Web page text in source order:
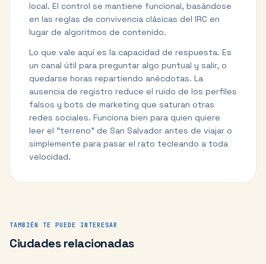
local. El control se mantiene funcional, basándose
en las reglas de convivencia clásicas del IRC en
lugar de algoritmos de contenido.
Lo que vale aquí es la capacidad de respuesta. Es
un canal útil para preguntar algo puntual y salir, o
quedarse horas repartiendo anécdotas. La
ausencia de registro reduce el ruido de los perfiles
falsos y bots de marketing que saturan otras
redes sociales. Funciona bien para quien quiere
leer el "terreno" de San Salvador antes de viajar o
simplemente para pasar el rato tecleando a toda
velocidad.
TAMBIÉN TE PUEDE INTERESAR
Ciudades relacionadas